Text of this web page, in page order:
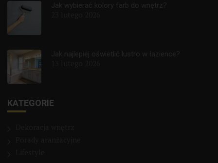
Jak wybierać kolory farb do wnętrz?
Jak najlepiej oświetlić lustro w łazience?
KATEGORIE